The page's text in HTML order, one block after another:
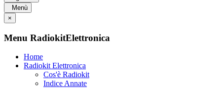
Menù
×
Menu RadiokitElettronica
Home
Radiokit Elettronica
Cos'è Radiokit
Indice Annate